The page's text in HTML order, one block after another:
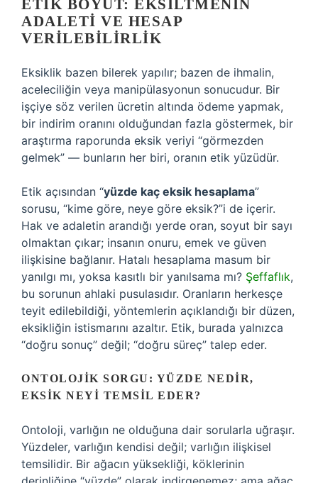
ETIK BOYUT: EKSILTMENIN
ADALETI VE HESAP
VERILEBILIRLIK
Eksiklik bazen bilerek yapılır; bazen de ihmalin,
aceleciliğin veya manipülasyonun sonucudur. Bir
işçiye söz verilen ücretin altında ödeme yapmak,
bir indirim oranını olduğundan fazla göstermek, bir
araştırma raporunda eksik veriyi “görmezden
gelmek” — bunların her biri, oranın etik yüzüdür.
Etik açısından “yüzde kaç eksik hesaplama”
sorusu, “kime göre, neye göre eksik?”i de içerir.
Hak ve adaletin arandığı yerde oran, soyut bir sayı
olmaktan çıkar; insanın onuru, emek ve güven
ilişkisine bağlanır. Hatalı hesaplama masum bir
yanılgı mı, yoksa kasıtlı bir yanılsama mı? Şeffaflık,
bu sorunun ahlaki pusulasıdır. Oranların herkesçe
teyit edilebildiği, yöntemlerin açıklandığı bir düzen,
eksikliğin istismarını azaltır. Etik, burada yalnızca
“doğru sonuç” değil; “doğru süreç” talep eder.
ONTOLOJIK SORGU: YÜZDE NEDIR,
EKSIK NEYI TEMSIL EDER?
Ontoloji, varlığın ne olduğuna dair sorularla uğraşır.
Yüzdeler, varlığın kendisi değil; varlığın ilişkisel
temsilidir. Bir ağacın yüksekliği, köklerinin